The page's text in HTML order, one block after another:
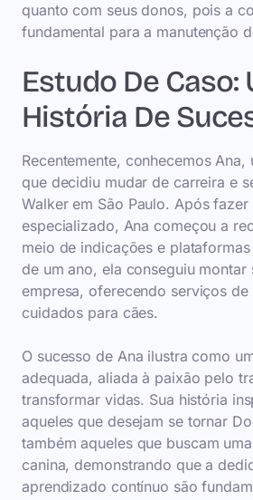
quanto com seus donos, pois a
fundamental para a manutenção
Estudo De Caso:
História De
Recentemente, conhecemos
que decidiu mudar de carreira e
Walker em São Paulo. Após fazer
especializado, Ana começou a
meio de indicações e
de um ano, ela conseguiu montar
empresa, oferecendo serviços de
cuidados para cães.
O sucesso de Ana ilustra como
adequada, aliada à paixão pelo
transformar vidas. Sua história
aqueles que desejam se tornar
também aqueles que buscam
canina, demonstrando que a
aprendizado contínuo são